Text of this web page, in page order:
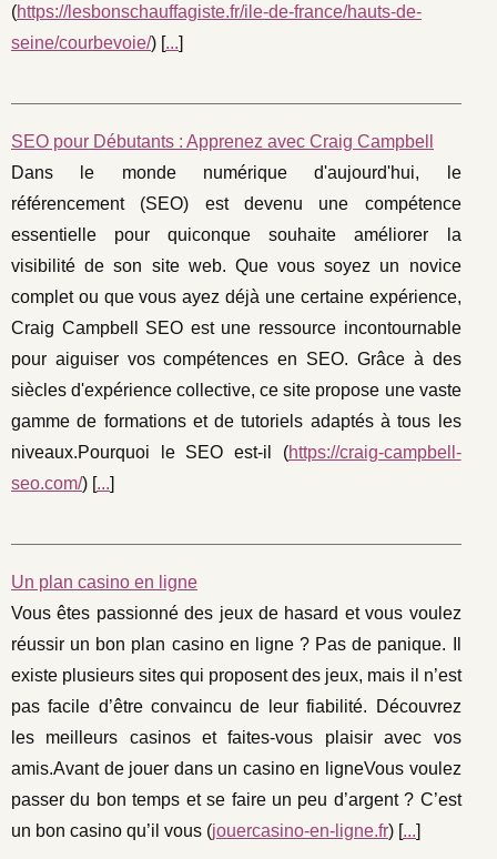
(https://lesbonschauffagiste.fr/ile-de-france/hauts-de-
seine/courbevoie/) [...]
SEO pour Débutants : Apprenez avec Craig Campbell
Dans le monde numérique d'aujourd'hui, le
référencement (SEO) est devenu une compétence
essentielle pour quiconque souhaite améliorer la
visibilité de son site web. Que vous soyez un novice
complet ou que vous ayez déjà une certaine expérience,
Craig Campbell SEO est une ressource incontournable
pour aiguiser vos compétences en SEO. Grâce à des
siècles d'expérience collective, ce site propose une vaste
gamme de formations et de tutoriels adaptés à tous les
niveaux.Pourquoi le SEO est-il (https://craig-campbell-
seo.com/) [...]
Un plan casino en ligne
Vous êtes passionné des jeux de hasard et vous voulez
réussir un bon plan casino en ligne ? Pas de panique. Il
existe plusieurs sites qui proposent des jeux, mais il n’est
pas facile d’être convaincu de leur fiabilité. Découvrez
les meilleurs casinos et faites-vous plaisir avec vos
amis.Avant de jouer dans un casino en ligneVous voulez
passer du bon temps et se faire un peu d’argent ? C’est
un bon casino qu’il vous (jouercasino-en-ligne.fr) [...]